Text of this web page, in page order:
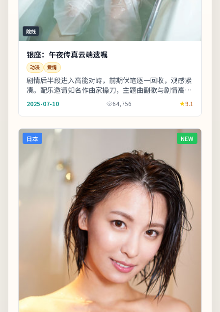
院线
银座：午夜传真云端遗嘱
动漫 爱情
剧情后半段进入高能对峙，前期伏笔逐一回收，观感紧
凑。配乐邀请知名作曲家操刀，主题曲副歌与剧情高潮
同步上扬。友情提示：部分镜头闪烁较快，光敏人群
2025-07-10 64,756 9.1
日本 NEW